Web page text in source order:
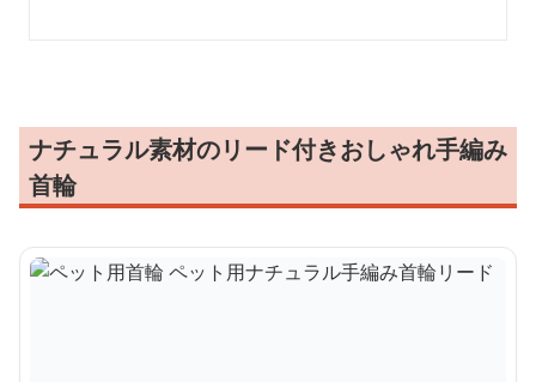
ナチュラル素材のリード付きおしゃれ手編み
首輪